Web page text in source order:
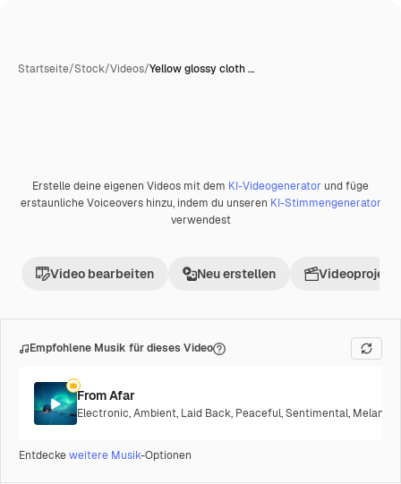
Startseite/Stock/Videos/Yellow glossy cloth …
Premium
Erstelle deine eigenen Videos mit dem KI-Videogenerator und füge
erstaunliche Voiceovers hinzu, indem du unseren KI-Stimmengenerator
verwendest
Video bearbeiten Neu erstellen Videoprojekt
Empfohlene Musik für dieses Video
From Afar
Electronic,Ambient, Laid Back, Peaceful,Sentimental,
Entdeckeweitere Musik-Optionen